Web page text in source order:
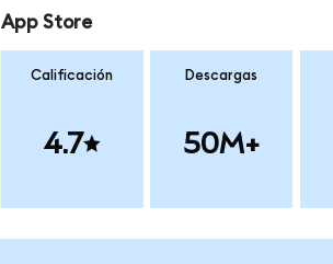
App Store
Calificación
4.7
Descargas
50M+